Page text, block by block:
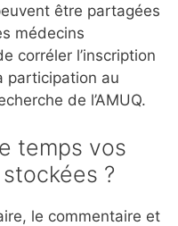
être partagées
médecins
corréler l’inscription
participation au
de l’AMUQ.
temps vos
?
le commentaire et